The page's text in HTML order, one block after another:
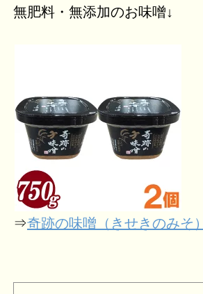
無肥料・無添加のお味噌↓
⇒奇跡の味噌（きせきのみそ